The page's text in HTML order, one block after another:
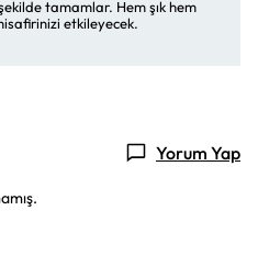
tamamlar. Hem şık hem
etkileyecek.
Yorum Yap